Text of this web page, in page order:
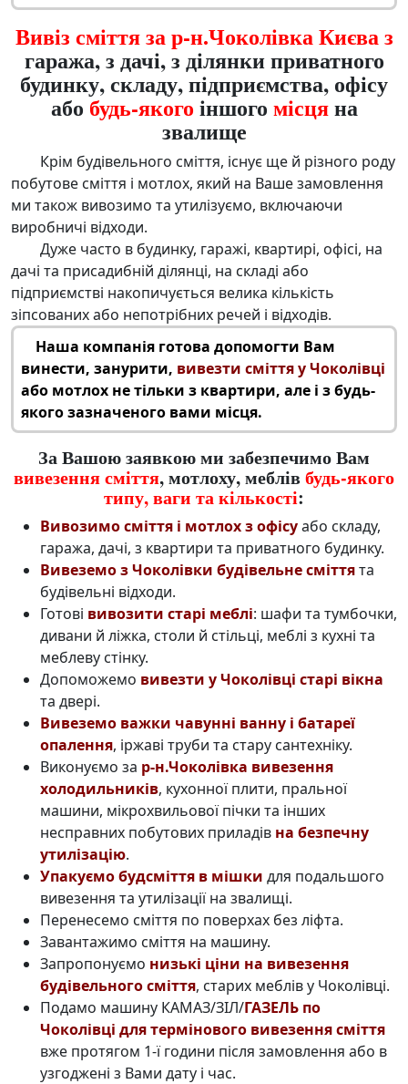
Вивіз сміття за р-н.Чоколівка Києва з
гаража, з дачі, з ділянки приватного
будинку, складу, підприємства, офісу
абобудь-якого іншого місцяна
звалище
Крім будівельного сміття, існує ще й різного роду
побутове сміття і мотлох, який на Ваше замовлення
ми також вивозимо та утилізуємо, включаючи
виробничі відходи.
Дуже часто в будинку, гаражі, квартирі, офісі, на
дачі та присадибній ділянці, на складі або
підприємстві накопичується велика кількість
зіпсованих або непотрібних речей і відходів.
Наша компанія готова допомогти Вам
винести, занурити, вивезти сміття у Чоколівці
або мотлох не тільки з квартири, але і з будь-
якого зазначеного вами місця.
За Вашою заявкою ми забезпечимо Вам
вивезення сміття, мотлоху, меблівбудь-якого
типу, ваги та кількості:
Вивозимо сміття і мотлох з офісуабо складу,
гаража, дачі, з квартири та приватного будинку.
Вивеземо з Чоколівки будівельне сміттята
будівельні відходи.
Готові вивозити старі меблі: шафи та тумбочки,
дивани й ліжка, столи й стільці, меблі з кухні та
меблеву стінку.
Допоможемо вивезти у Чоколівці старі вікна
та двері.
Вивеземо важки чавунні ванну і батареї
опалення, іржаві труби та стару сантехніку.
Виконуємо за р-н.Чоколівка вивезення
холодильників, кухонної плити, пральної
машини, мікрохвильової пічки та інших
несправних побутових приладів на безпечну
утилізацію.
Упакуємо будсміття в мішки для подальшого
вивезення та утилізації на звалищі.
Перенесемо сміття по поверхах без ліфта.
Завантажимо сміття на машину.
Запропонуємо низькі ціни на вивезення
будівельного сміття, старих меблів у Чоколівці.
Подамо машину КАМАЗ/ЗІЛ/ГАЗЕЛЬ по
Чоколівці для термінового вивезення сміття
вже протягом 1-ї години після замовлення або в
узгоджені з Вами дату і час.